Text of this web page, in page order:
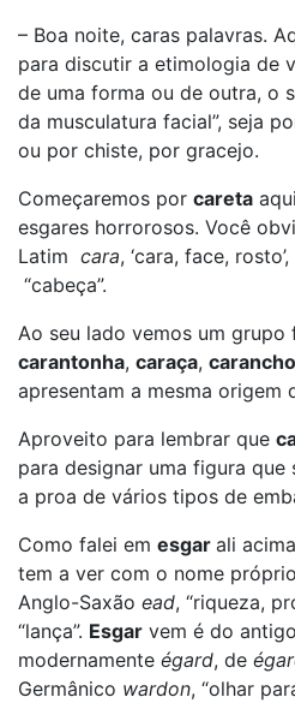
– Boa noite, caras palavras.
para discutir a etimologia de
de uma forma ou de outra, o
da musculatura facial”, seja
ou por chiste, por gracejo.
Começaremos por careta
esgares horrorosos. Você
Latim cara, ‘cara, face,
“cabeça”.
Ao seu lado vemos um
carantonha, caraça,
apresentam a mesma origem
Aproveito para lembrar que
para designar uma figura que
a proa de vários tipos de
Como falei em esgar ali
tem a ver com o nome próprio
Anglo-Saxão ead, “riqueza,
“lança”. Esgar vem é do
modernamente égard, de
Germânico wardon, “olhar